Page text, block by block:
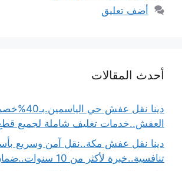
أضف تعليق
أحدث المقالات
دينا نقل عفش حي
العفش..خدمات تغليف شاملة لجميع
دينا نقل عفش مكة..نقل آمن وسريع
تنافسية..خبرة لأكثر من 10 سنوات..ضمان الجودة